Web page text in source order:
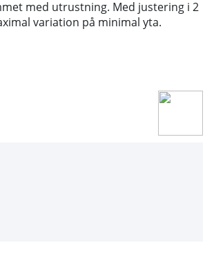
med utrustning. Med justering i 2
variation på minimal yta.